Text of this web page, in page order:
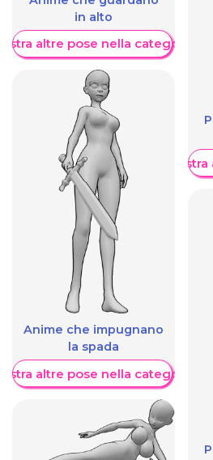
in alto
altre pose nella categoria
Anime che impugnano
la spada
altre pose nella categoria